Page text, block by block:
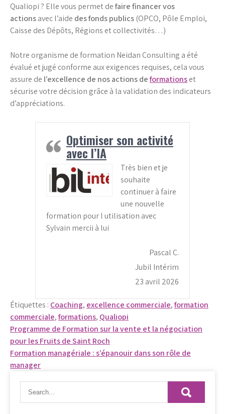
Qualiopi ? Elle vous permet defaire financer vos
actionsavec l’aide des fonds publics(OPCO, Pôle Emploi,
Caisse des Dépôts, Régions et collectivités…)
Notre organisme de formation Neidan Consulting a été
évalué et jugé conforme aux exigences requises, cela vous
assure de l’excellence de nos actions deformationset
sécurise votre décision grâce à la validation des indicateurs
d’appréciations.
Optimiser son activité
avec l’IA
Très bien et je
souhaite
continuer à faire
une nouvelle
formation pour l utilisation avec
Sylvain mercii à lui
Pascal C.
Jubil Intérim
23 avril 2026
Étiquettes : Coaching, excellence commerciale,formation
commerciale,formations, Qualiopi
Navigation
de
l’article
Programme de Formation sur la vente et la négociation
pour les Fruits de Saint Roch
Formation managériale : s’épanouir dans son rôle de
manager